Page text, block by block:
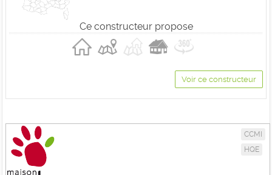
Ce constructeur propose
Voir ce constructeur
CCMI
HQE